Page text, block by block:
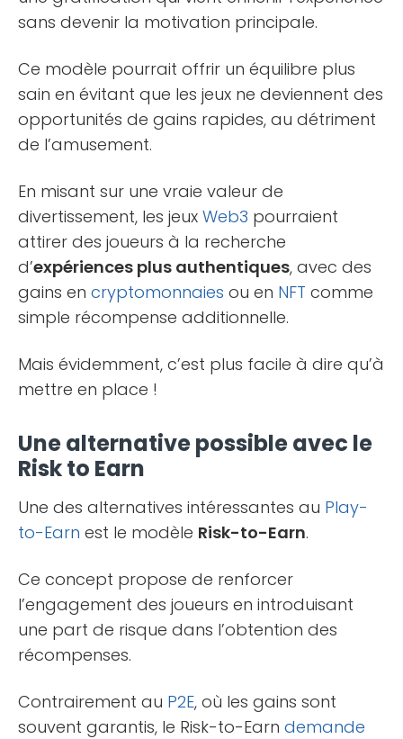
sans devenir la motivation principale.
Ce modèle pourrait offrir un équilibre plus
sain en évitant que les jeux ne deviennent des
opportunités de gains rapides, au détriment
de l’amusement.
En misant sur une vraie valeur de
divertissement, les jeux Web3 pourraient
attirer des joueurs à la recherche
d’expériences plus authentiques, avec des
gains en cryptomonnaies ou en NFT comme
simple récompense additionnelle.
Mais évidemment, c’est plus facile à dire qu’à
mettre en place !
Une alternative possible avec le
Risk to Earn
Une des alternatives intéressantes au Play-
to-Earn est le modèle Risk-to-Earn.
Ce concept propose de renforcer
l’engagement des joueurs en introduisant
une part de risque dans l’obtention des
récompenses.
Contrairement au P2E, où les gains sont
souvent garantis, le Risk-to-Earn demande